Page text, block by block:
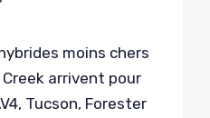
moins chers
arrivent pour
Tucson, Forester